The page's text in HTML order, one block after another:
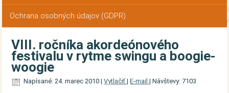
Ochrana osobných údajov (GDPR)
VIII. ročníka akordeónového
festivalu v rytme swingu a boogie-
woogie
Napísané: 24. marec 2010 |Vytlačiť|E-mail|Návštevy: 7103